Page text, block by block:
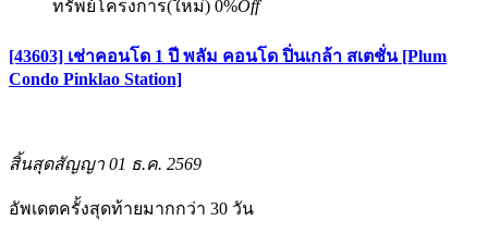
ทรัพย์โครงการ(ใหม่) 0%Off
[43603] เช่าคอนโด 1 ปี พลัม คอนโด ปิ่นเกล้า สเตชั่น [Plum
Condo Pinklao Station]
สิ้นสุดสัญญา 01 ธ.ค. 2569
อัพเดตครั้งสุดท้ายมากกว่า 30 วัน